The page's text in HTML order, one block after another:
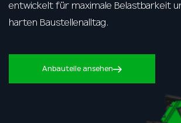
entwickelt für maximale Belastbarkeit
harten Baustellenalltag.
Anbauteile ansehen